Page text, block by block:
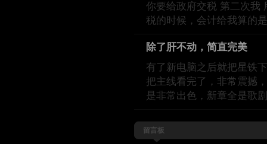
你要给政府交税 第二次我
税的时候，会计给我算的是
除了肝不动，简直完美
有了新电脑之后就把星铁
把主线看完了，非常震撼
是非常出色，新章全是歌
留言板